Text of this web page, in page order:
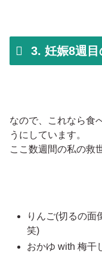
3. 妊娠8週目
なので、これなら食
うにしています。
ここ数週間の私の救
りんご(切るの面
笑)
おかゆ with 梅干